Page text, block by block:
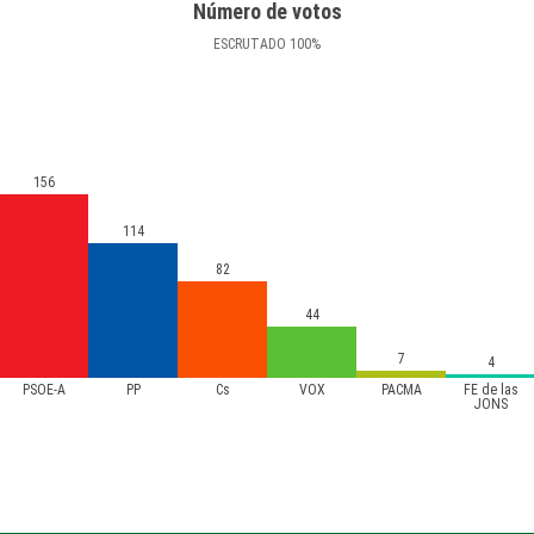
Número de votos
ESCRUTADO 100%
PSOE-A PP Cs VOX PACMA
FE de las
JONS
156
114
82
44
7 4